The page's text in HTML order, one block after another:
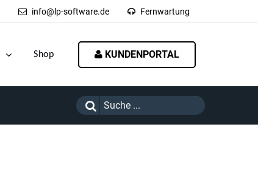
info@lp-software.de Fernwartung
Shop KUNDENPORTAL